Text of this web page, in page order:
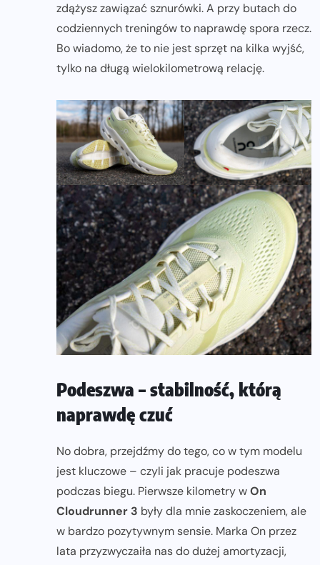
zdążysz zawiązać sznurówki. A przy butach do
codziennych treningów to naprawdę spora rzecz.
Bo wiadomo, że to nie jest sprzęt na kilka wyjść,
tylko na długą wielokilometrową relację.
Podeszwa – stabilność, którą
naprawdę czuć
No dobra, przejdźmy do tego, co w tym modelu
jest kluczowe – czyli jak pracuje podeszwa
podczas biegu. Pierwsze kilometry wOn
Cloudrunner 3 były dla mnie zaskoczeniem, ale
w bardzo pozytywnym sensie. Marka On przez
lata przyzwyczaiła nas do dużej amortyzacji,